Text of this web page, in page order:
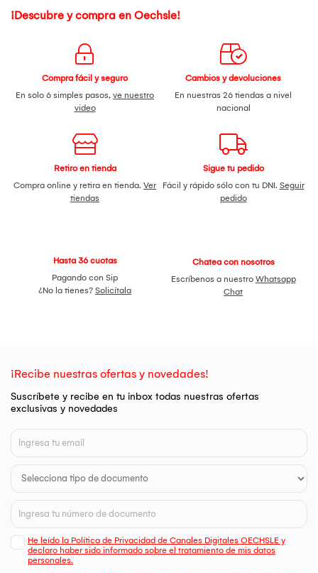
Flash Speedlite es una opción robusta y confiable para
¡Descubre y compra en Oechsle!
Compra fácil y seguro
En solo 6 simples pasos, ve nuestro
video
Cambios y devoluciones
En nuestras 26 tiendas a nivel
nacional
Retiro en tienda
Compra online y retira en tienda. Ver
tiendas
Sigue tu pedido
Fácil y rápido sólo con tu DNI. Seguir
pedido
Hasta 36 cuotas
Pagando con Sip
¿No la tienes? Solicítala
Chatea con nosotros
Escríbenos a nuestro Whatsapp
Chat
¡Recibe nuestras ofertas y novedades!
Suscríbete y recibe en tu inbox todas nuestras ofertas
exclusivas y novedades
He leído la Política de Privacidad de Canales Digitales OECHSLE y
declaro haber sido informado sobre el tratamiento de mis datos
personales.